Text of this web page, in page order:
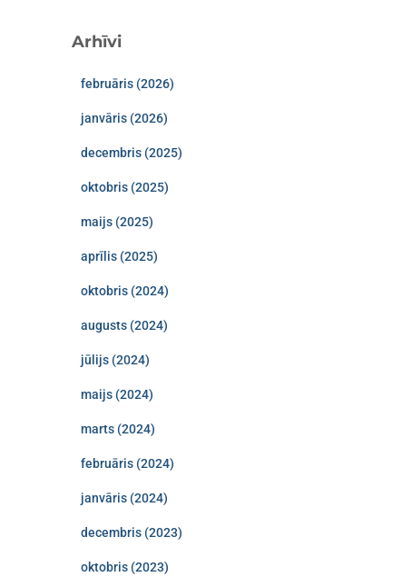
Arhīvi
februāris (2026)
janvāris (2026)
decembris (2025)
oktobris (2025)
maijs (2025)
aprīlis (2025)
oktobris (2024)
augusts (2024)
jūlijs (2024)
maijs (2024)
marts (2024)
februāris (2024)
janvāris (2024)
decembris (2023)
oktobris (2023)